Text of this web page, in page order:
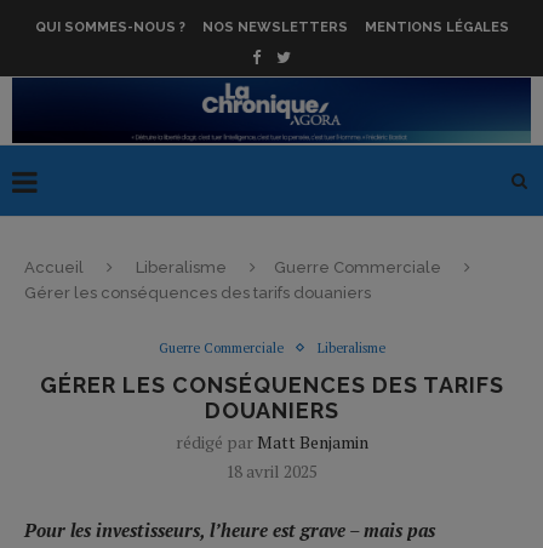
QUI SOMMES-NOUS ? NOS NEWSLETTERS MENTIONS LÉGALES
Accueil Liberalisme
Guerre Commerciale
Gérer les conséquences des tarifs douaniers
Guerre Commerciale Liberalisme
GÉRER LES CONSÉQUENCES DES TARIFS
DOUANIERS
rédigé par Matt Benjamin
18 avril 2025
Pour les investisseurs, l’heure est grave – mais pas